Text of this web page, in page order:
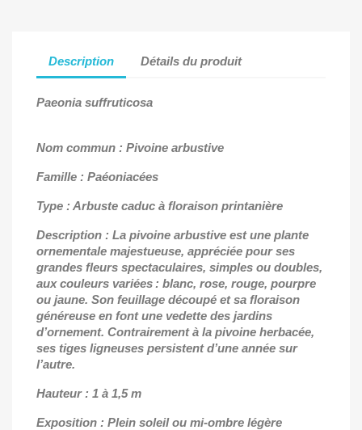
Description Détails du produit
Paeonia suffruticosa
Nom commun : Pivoine arbustive
Famille : Paéoniacées
Type : Arbuste caduc à floraison printanière
Description : La pivoine arbustive est une plante
ornementale majestueuse, appréciée pour ses
grandes fleurs spectaculaires, simples ou doubles,
aux couleurs variées : blanc, rose, rouge, pourpre
ou jaune. Son feuillage découpé et sa floraison
généreuse en font une vedette des jardins
d’ornement. Contrairement à la pivoine herbacée,
ses tiges ligneuses persistent d’une année sur
l’autre.
Hauteur : 1 à 1,5 m
Exposition : Plein soleil ou mi-ombre légère